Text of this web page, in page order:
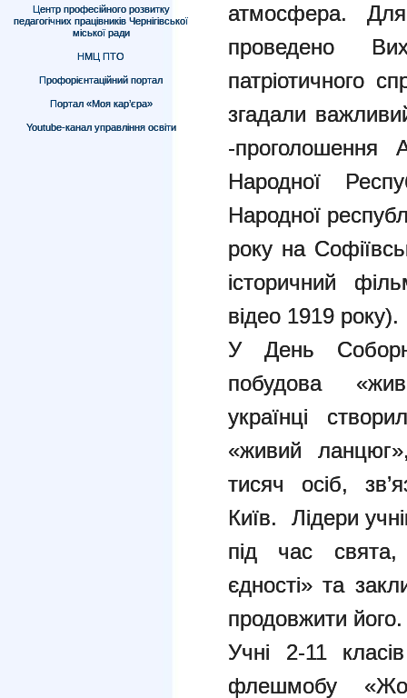
Центр професійного розвитку
педагогічних працівників Чернігівської
міської ради
НМЦ ПТО
Профорієнтаційний портал
Портал «Моя кар’єра»
Youtube-канал управління освіти
атмосфера.
проведено
патріотичного
згадали
-проголошення
Народної
Народної
року на
історичний
відео 1919 року).
У День
побудова
українці
«живий
тисяч осіб,
Київ. Лідери
під час
єдності» та
продовжити його.
Учні 2-11
флешмобу